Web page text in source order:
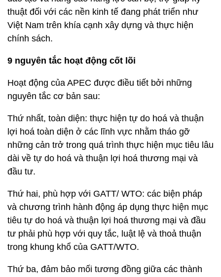
thuật đối với các nền kinh tế đang phát triển như
Việt Nam trên khía cạnh xây dựng và thực hiện
chính sách.
9 nguyên tắc hoạt động cốt lõi
Hoạt động của APEC được điều tiết bởi những
nguyên tắc cơ bản sau:
Thứ nhất, toàn diện: thực hiện tự do hoá và thuận
lợi hoá toàn diện ở các lĩnh vực nhằm tháo gỡ
những cản trở trong quá trình thực hiện mục tiêu lâu
dài về tự do hoá và thuận lợi hoá thương mại và
đầu tư.
Thứ hai, phù hợp với GATT/ WTO: các biện pháp
và chương trình hành động áp dụng thực hiện mục
tiêu tự do hoá và thuận lợi hoá thương mại và đầu
tư phải phù hợp với quy tắc, luật lệ và thoả thuận
trong khung khổ của GATT/WTO.
Thứ ba, đảm bảo mối tương đồng giữa các thành